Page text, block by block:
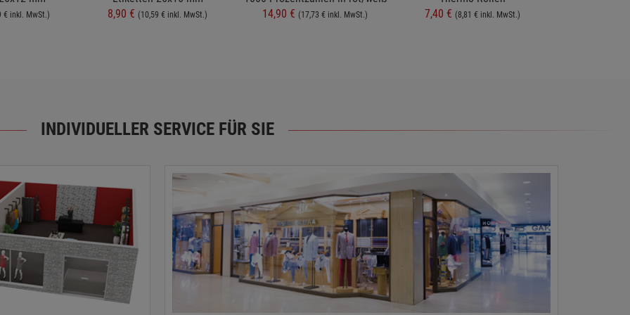
€ inkl. MwSt.)
8,90 € (10,59 € inkl. MwSt.)
14,90 € (17,73 € inkl. MwSt.)
7,40 € (8,81 € inkl. MwSt.)
INDIVIDUELLER SERVICE FÜR SIE